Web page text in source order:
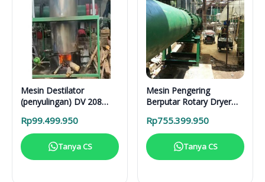
Mesin Destilator
(penyulingan) DV 208
Rp99.499.950
Tanya CS
Mesin Pengering
Berputar Rotary Dryer
Rp755.399.950
Tanya CS